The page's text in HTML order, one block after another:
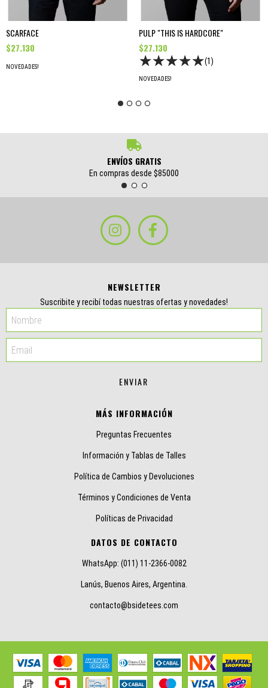
SCARFACE
$27.130
NOVEDADES!
PULP "THIS IS HARDCORE"
$27.130
(1)
NOVEDADES!
ENVÍOS GRATIS
En compras desde $85000
NEWSLETTER
Suscribite y recibí todas nuestras ofertas y novedades!
MÁS INFORMACIÓN
Preguntas Frecuentes
Información y Tablas de Talles
Política de Cambios y Devoluciones
Términos y Condiciones de Venta
Políticas de Privacidad
DATOS DE CONTACTO
WhatsApp: (011) 11-2366-0082
Lanús, Buenos Aires, Argentina.
contacto@bsidetees.com